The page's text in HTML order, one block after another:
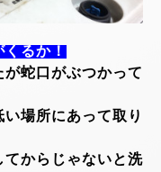
るか！
が蛇口がぶつかって
場所にあって取り
てからじゃないと洗